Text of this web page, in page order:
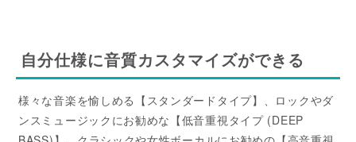
自分仕様に音質カスタマイズができる
様々な音楽を愉しめる【スタンダードタイプ】、ロックやダ
ンスミュージックにお勧めな【低音重視タイプ (DEEP